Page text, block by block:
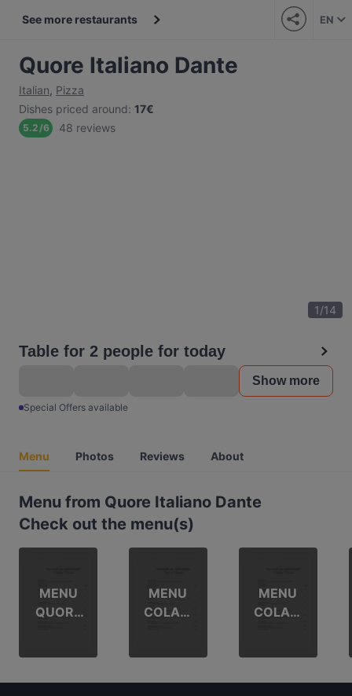
See more restaurants EN
Quore Italiano Dante
Italian, Pizza
Dishes priced around: 17€
5.2/6 48 reviews
1/14
Table for 2 people for today
Show more
Special Offers available
Menu Photos Reviews About
Menu from Quore Italiano Dante
Check out the menu(s)
MENU
QUORE
MENU
COLAZI
O_EN
MENU
COLAZI
O_IT